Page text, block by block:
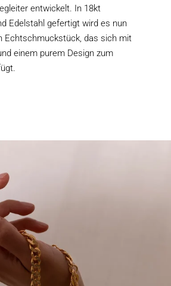
entwickelt. In 18kt
Edelstahl gefertigt wird es nun
Echtschmuckstück, das sich mit
einem purem Design zum